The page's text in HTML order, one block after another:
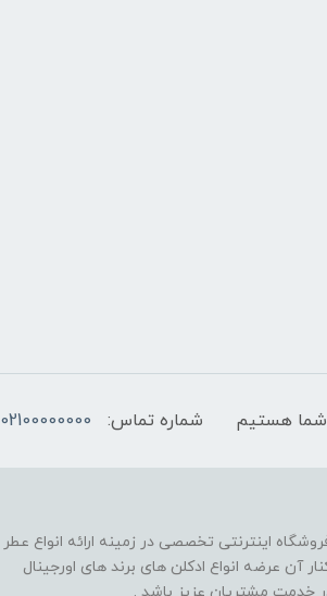
شماره تماس: 02100000000
اینترنتی تخصصی در زمینه ارائه انواع عطر
عرضه انواع ادکلن های برند های اورجینال